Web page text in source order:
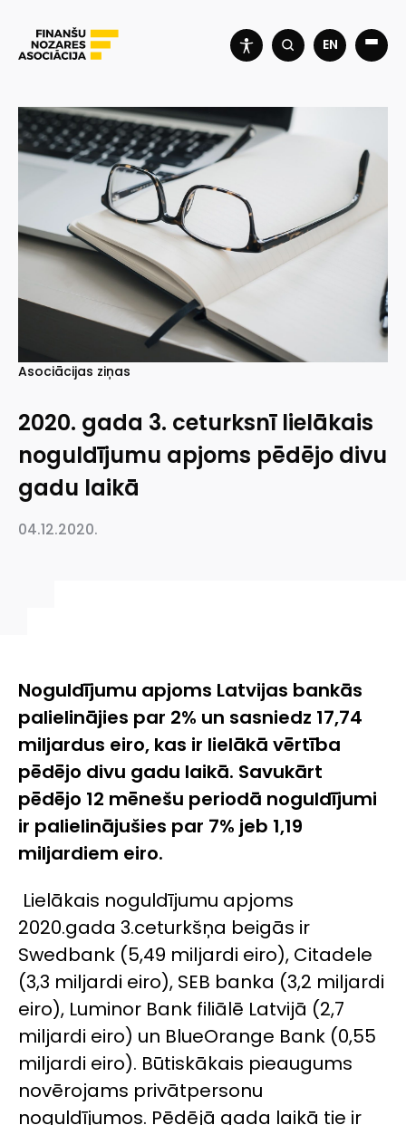
EN
Asociācijas ziņas
2020. gada 3. ceturksnī lielākais
noguldījumu apjoms pēdējo divu
gadu laikā
04.12.2020.
Noguldījumu apjoms Latvijas bankās
palielinājies par 2% un sasniedz 17,74
miljardus eiro, kas ir lielākā vērtība
pēdējo divu gadu laikā. Savukārt
pēdējo 12 mēnešu periodā noguldījumi
ir palielinājušies par 7% jeb 1,19
miljardiem eiro.
Lielākais noguldījumu apjoms
2020.gada 3.ceturkšņa beigās ir
Swedbank (5,49 miljardi eiro), Citadele
(3,3 miljardi eiro), SEB banka (3,2 miljardi
eiro), Luminor Bank filiālē Latvijā (2,7
miljardi eiro) un BlueOrange Bank (0,55
miljardi eiro). Būtiskākais pieaugums
novērojams privātpersonu
noguldījumos. Pēdējā gada laikā tie ir